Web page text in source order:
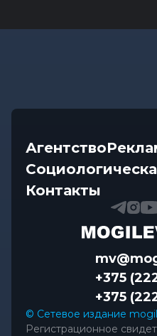
Агентство
Контакты
+375
+375
© Сетевое издание
Регистрационное